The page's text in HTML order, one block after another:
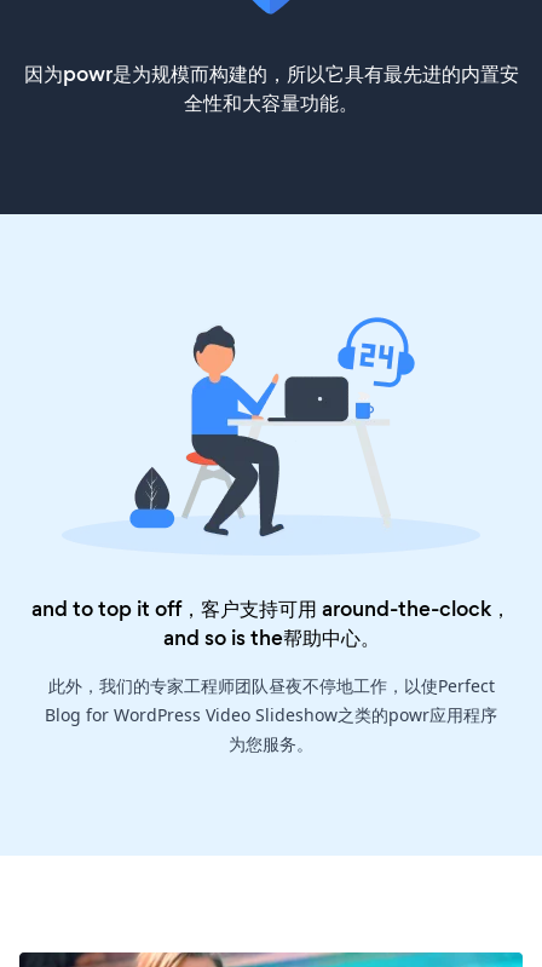
因为powr是为规模而构建的，所以它具有最先进的内置安
全性和大容量功能。
and to top it off，客户支持可用 around-the-clock，
and so is the帮助中心。
此外，我们的专家工程师团队昼夜不停地工作，以使Perfect
Blog for WordPress Video Slideshow之类的powr应用程序
为您服务。